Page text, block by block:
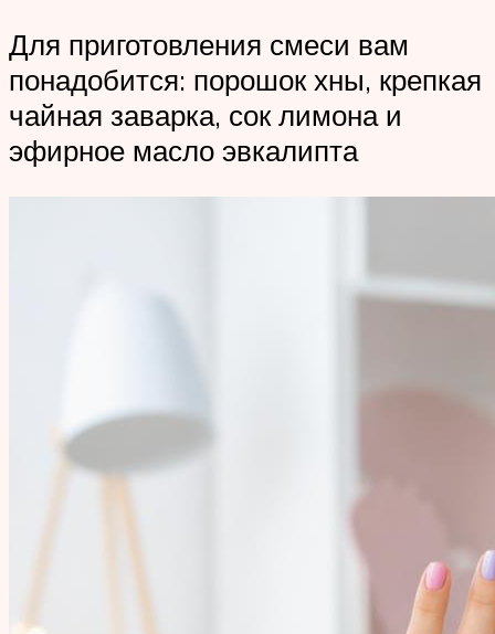
Для приготовления смеси вам
понадобится: порошок хны, крепкая
чайная заварка, сок лимона и
эфирное масло эвкалипта